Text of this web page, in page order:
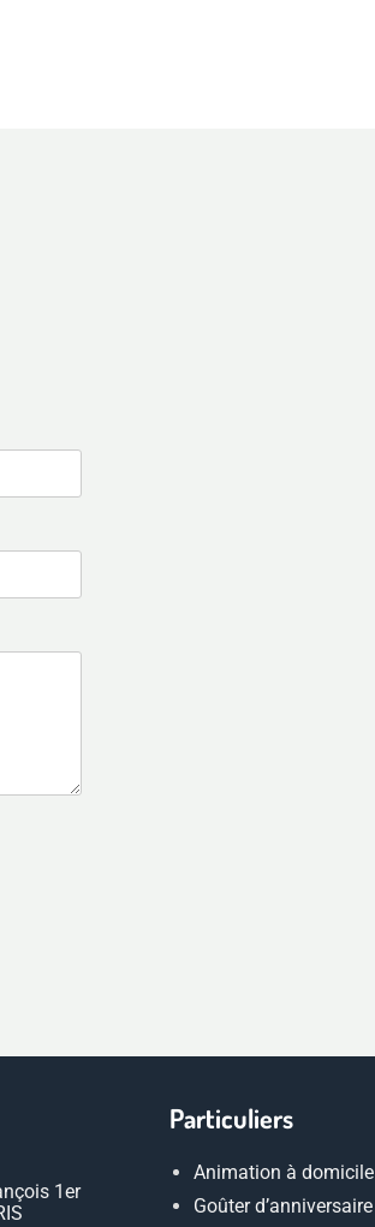
1er
Particuliers
Animation à domicile
Goûter d’anniversaire